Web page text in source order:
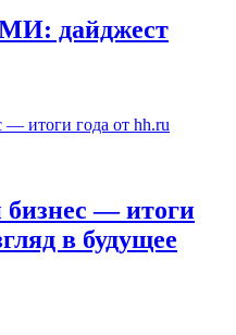
дайджест
— итоги
в будущее